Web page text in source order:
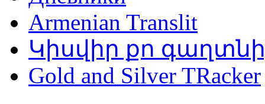
Armenian Translit
Կիսվիր քո
Gold and Silver TRacker